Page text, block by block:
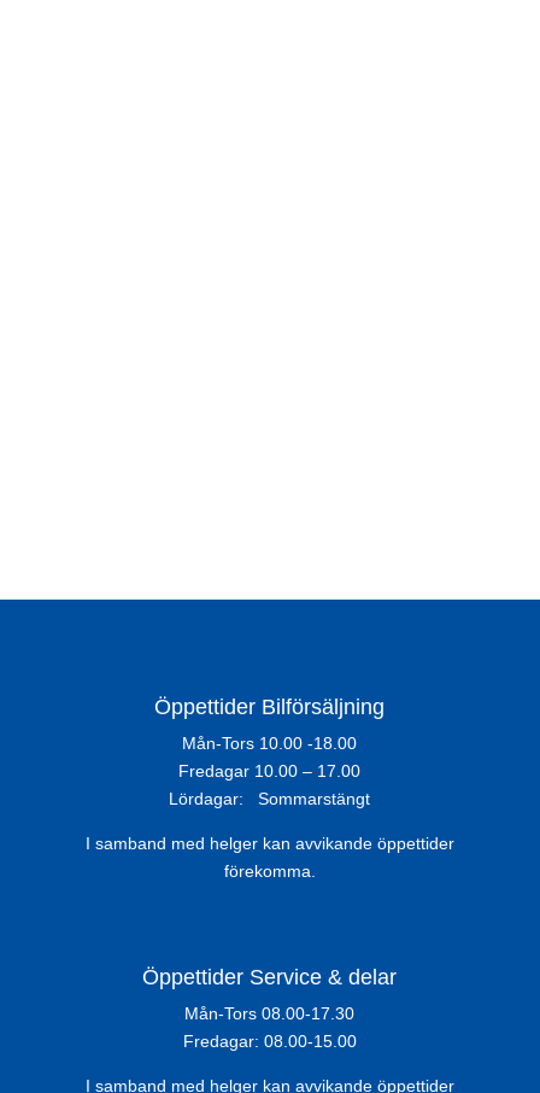
Öppettider Bilförsäljning
Mån-Tors 10.00 -18.00
Fredagar 10.00 – 17.00
Lördagar: Sommarstängt
I samband med helger kan avvikande öppettider
förekomma.
Öppettider Service & delar
Mån-Tors 08.00-17.30
Fredagar: 08.00-15.00
I samband med helger kan avvikande öppettider